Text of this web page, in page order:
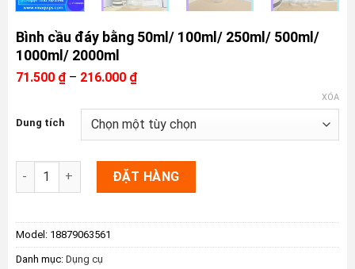
Bình cầu đáy bằng 50ml/ 100ml/ 250ml/ 500ml/
1000ml/ 2000ml
71.500 ₫ – 216.000 ₫Khoảng
giá:
71.500 ₫
đến
216.000 ₫
Dung tích
XÓA
Bình cầu đáy bằng 50ml/ 100ml/ 250ml/ 500ml/ 1000ml/
ĐẶT HÀNG
Model: 18879063561
Danh mục: Dụng cụ